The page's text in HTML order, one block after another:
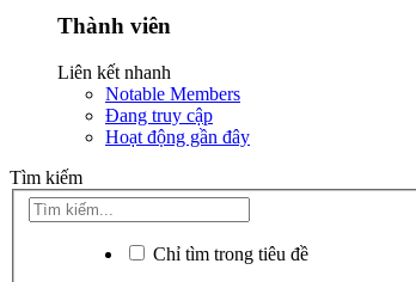
Thành viên
Liên kết nhanh
Notable Members
Đang truy cập
Hoạt động gần đây
Tìm kiếm
Chỉ tìm trong tiêu đề